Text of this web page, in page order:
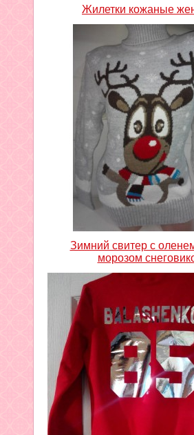
Жилетки кожаные
Зимний свитер с
морозом